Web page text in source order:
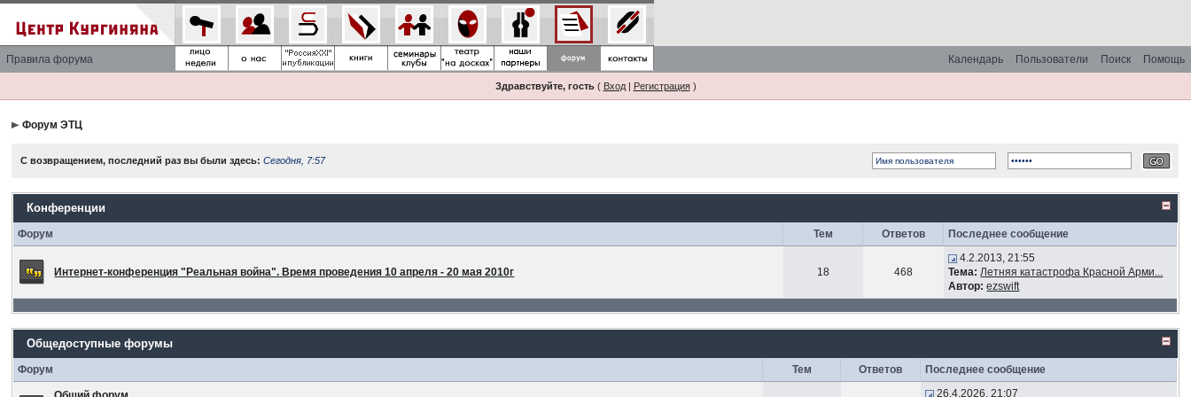
Правила форума Помощь
Поиск
Пользователи
Календарь
Здравствуйте, гость( Вход| Регистрация)
Форум ЭТЦ
С возвращением, последний раз вы были здесь:Сегодня, 7:57
Конференции
Форум Тем Ответов Последнее сообщение
Интернет-конференция "Реальная война". Время проведения 10 апреля - 20 мая 2010г 18 468
4.2.2013, 21:55
Тема: Летняя катастрофа Красной Арми...
Автор: ezswift
Общедоступные форумы
Форум Тем Ответов Последнее сообщение
26.4.2026, 21:07